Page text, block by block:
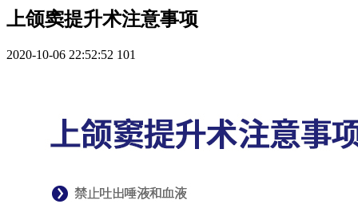
上颌窦提升术注意事项
2020-10-06 22:52:52 101